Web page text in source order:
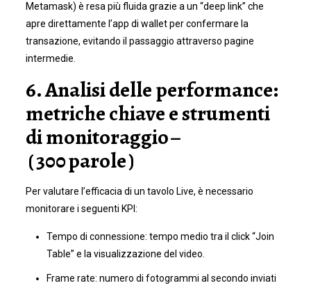
Metamask) è resa più fluida grazie a un “deep link” che
apre direttamente l’app di wallet per confermare la
transazione, evitando il passaggio attraverso pagine
intermedie.
6. Analisi delle performance:
metriche chiave e strumenti
di monitoraggio –
( 300 parole )
Per valutare l’efficacia di un tavolo Live, è necessario
monitorare i seguenti KPI:
Tempo di connessione: tempo medio tra il click “Join
Table” e la visualizzazione del video.
Frame rate: numero di fotogrammi al secondo inviati